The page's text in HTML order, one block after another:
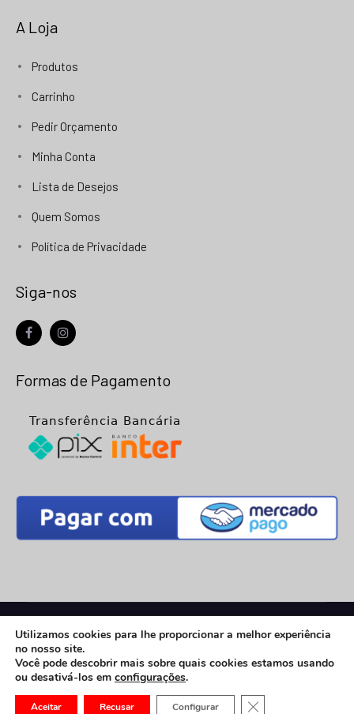
A Loja
Produtos
Carrinho
Pedir Orçamento
Minha Conta
Lista de Desejos
Quem Somos
Política de Privacidade
Siga-nos
Formas de Pagamento
© 2026Net Placa - Todos os Direitos Reservados |
Desenvolvimento:
eCommerce Gem byProDesigns
Utilizamos cookies para lhe proporcionar a melhor experiência
no nosso site.
Você pode descobrir mais sobre quais cookies estamos usando
ou desativá-los em configurações.
Aceitar Recusar Configurar CLOSE GDPR